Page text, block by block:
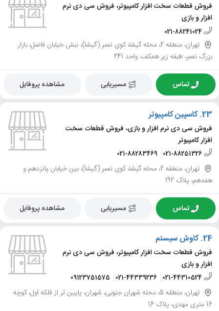
فروش قطعات سخت افزار کامپیوتر، فروش سی دی نرم
افزار و بازی
021-88241024
تهران، منطقه 2، محله گیشا، کوی نصر (گیشا)، نبش خیابان فاضل، بازار
بزرگ نصر، طبقه زیر همکف، واحد 241
تماس مسیریابی مشاهده پروفایل
23. کاسپین کامپیوتر
فروش سی دی نرم افزار و بازی، فروش قطعات سخت
افزار کامپیوتر
021-88251326
021-88283469
تهران، منطقه 2، محله گیشا، کوی نصر (گیشا)، بین خیابان پانزدهم و
هفدهم، پلاک 192
تماس مسیریابی مشاهده پروفایل
24. کاوش سیستم
فروش قطعات سخت افزار کامپیوتر، فروش سی دی نرم
افزار و بازی
021-44310524
021-44339236
09123751575
تهران، منطقه 5، محله شهران جنوبی، شهران، پایین تر از فلکه اول، کوچه
16 متری مهدی، پلاک 16